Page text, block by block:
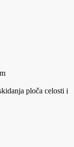
ploča celosti i